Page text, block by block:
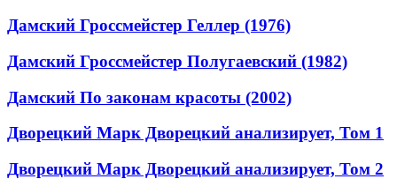
Дамский Гроссмейстер Геллер (1976)
Дамский Гроссмейстер Полугаевский (1982)
Дамский По законам красоты (2002)
Дворецкий Марк Дворецкий анализирует, Том 1
Дворецкий Марк Дворецкий анализирует, Том 2